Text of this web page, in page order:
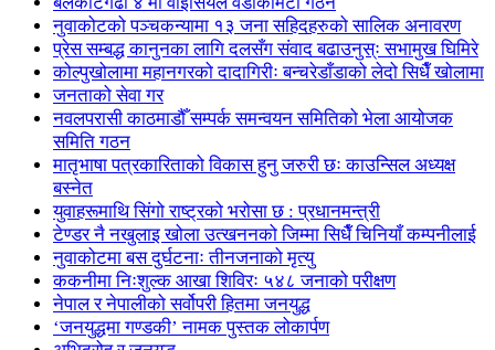
नुवाकोटको पञ्चकन्यामा १३ जना सहिदहरुको सालिक अनावरण
प्रेस सम्बद्ध कानुनका लागि दलसँग संवाद बढाउनुस्ः सभामुख घिमिरे
कोल्पुखोलामा महानगरको दादागिरीः बन्चरेडाँडाको लेदो सिधैँ खोलामा
जनताको सेवा गर
नवलपरासी काठमाडौँ सम्पर्क समन्वयन समितिको भेला आयोजक
समिति गठन
मातृभाषा पत्रकारिताको विकास हुनु जरुरी छः काउन्सिल अध्यक्ष
बस्नेत
युवाहरूमाथि सिंगो राष्ट्रको भरोसा छ : प्रधानमन्त्री
टेण्डर नै नखुलाइ खोला उत्खननको जिम्मा सिधैँ चिनियाँ कम्पनीलाई
नुवाकोटमा बस दुर्घटनाः तीनजनाको मृत्यु
ककनीमा निःशुल्क आखा शिविरः ५४८ जनाको परीक्षण
नेपाल र नेपालीको सर्वोपरी हितमा जनयुद्ध
‘जनयुद्धमा गण्डकी’ नामक पुस्तक लोकार्पण